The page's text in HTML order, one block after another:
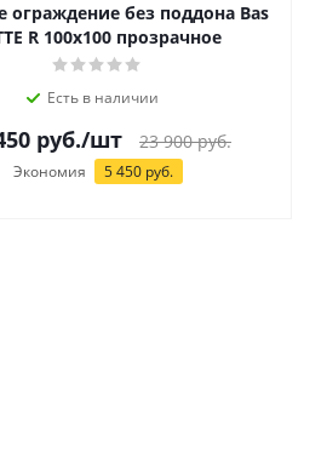
ограждение без поддона Bas
R 100х100 прозрачное
Есть в наличии
руб./шт 23 900руб.
Экономия 5 450руб.